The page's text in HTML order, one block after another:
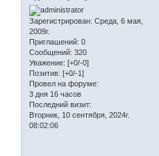
Зарегистрирован: Среда, 6 мая,
2009г.
Приглашений: 0
Сообщений: 320
Уважение: [+0/-0]
Позитив: [+0/-1]
Провел на форуме:
3 дня 16 часов
Последний визит:
Вторник, 10 сентября, 2024г.
08:02:06